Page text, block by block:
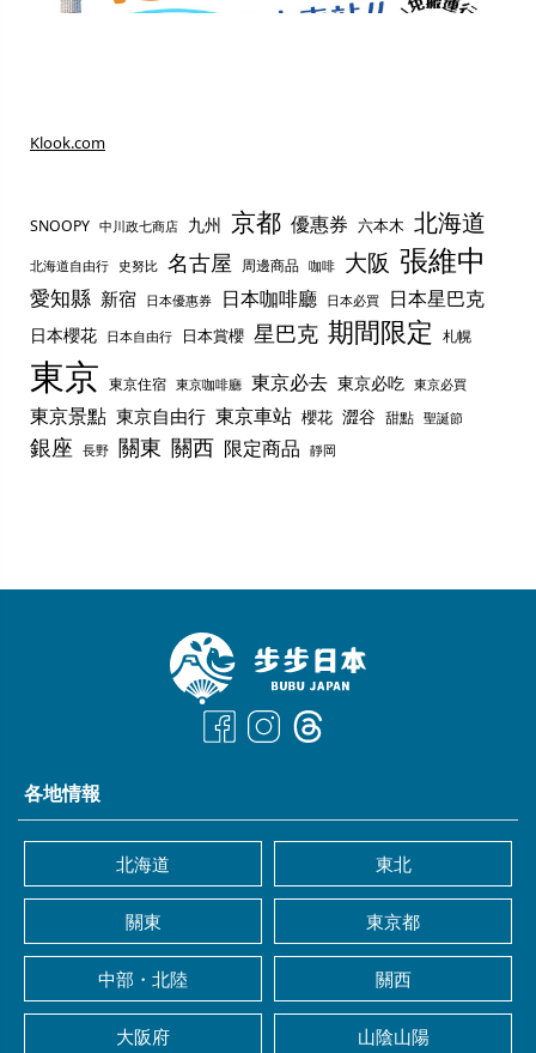
Klook.com
SNOOPY 中川政七商店 九州 京都 優惠券 六本木 北海道
北海道自由行 史努比 名古屋 周邊商品 咖啡 大阪 張維中
愛知縣 新宿 日本優惠券 日本咖啡廳 日本必買 日本星巴克
日本櫻花 日本自由行 日本賞櫻 星巴克 期間限定 札幌
東京 東京住宿 東京咖啡廳 東京必去 東京必吃 東京必買
東京景點 東京自由行 東京車站 櫻花 澀谷 甜點 聖誕節
銀座 長野 關東 關西 限定商品 靜岡
各地情報
北海道 東北
關東 東京都
中部・北陸 關西
大阪府 山陰山陽